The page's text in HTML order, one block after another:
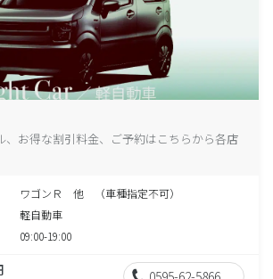
、お得な割引料金、ご予約はこちらから各店
ワゴンＲ 他 （車種指定不可）
軽自動車
09:00-19:00